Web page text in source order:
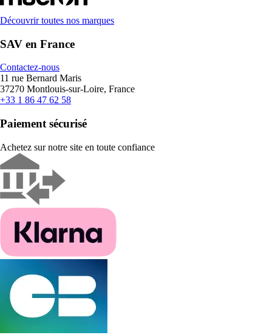
Découvrir toutes nos marques
SAV en France
Contactez-nous
11 rue Bernard Maris
37270 Montlouis-sur-Loire, France
+33 1 86 47 62 58
Paiement sécurisé
Achetez sur notre site en toute confiance